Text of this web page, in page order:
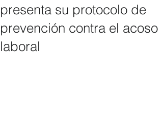
presenta su protocolo de
prevención contra el acoso
laboral